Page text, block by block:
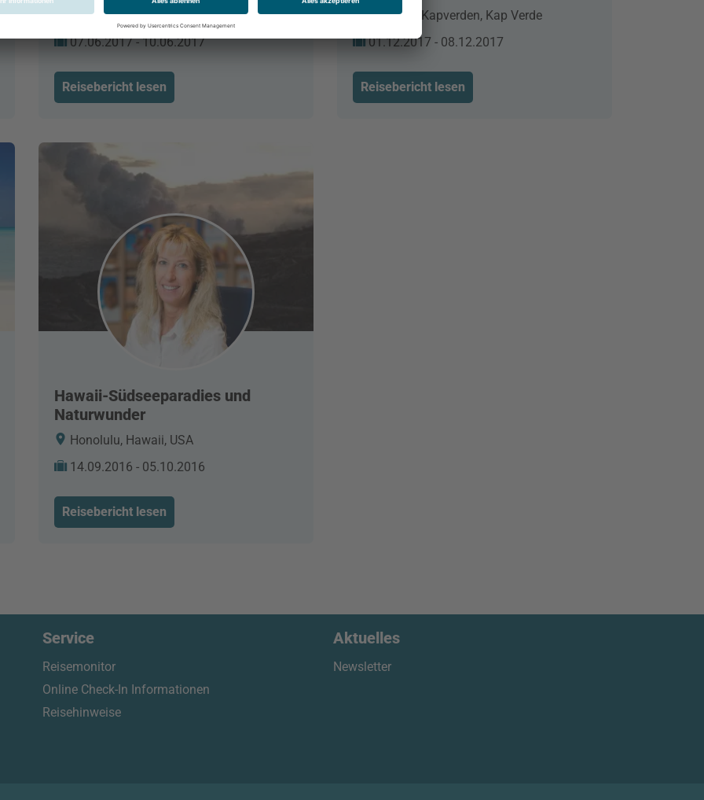
Castelfalfi, Toskana, Italien
07.06.2017 - 10.06.2017
Reisebericht lesen
Insel Sal, Kapverden, Kap Verde
01.12.2017 - 08.12.2017
Reisebericht lesen
Hawaii-Südseeparadies und
Naturwunder
Honolulu, Hawaii, USA
14.09.2016 - 05.10.2016
Reisebericht lesen
Service
Reisemonitor
Online Check-In Informationen
Reisehinweise
Aktuelles
Newsletter